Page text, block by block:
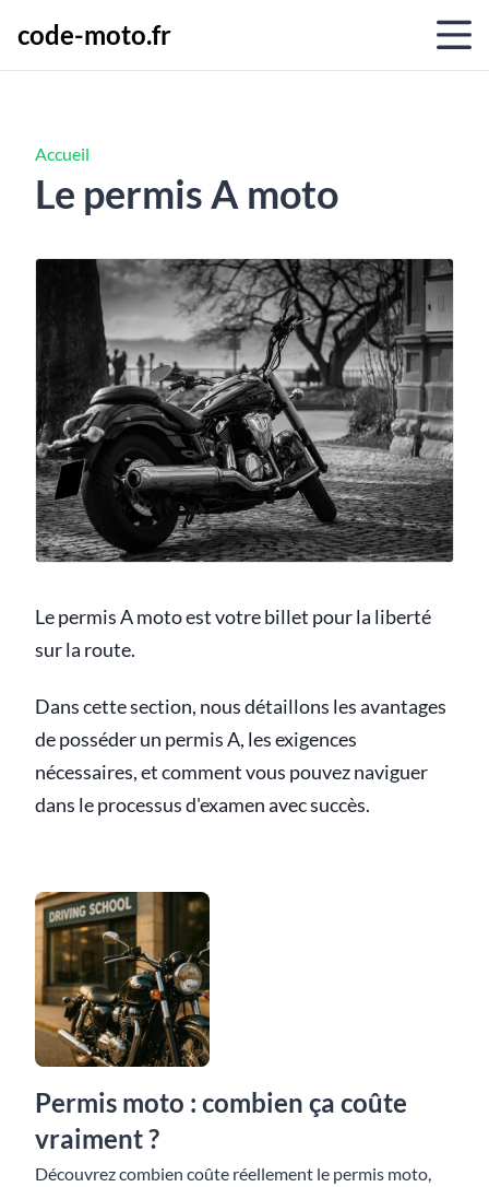
code-moto.fr
Accueil
Le permis A moto
Le permis A moto est votre billet pour la liberté
sur la route.
Dans cette section, nous détaillons les avantages
de posséder un permis A, les exigences
nécessaires, et comment vous pouvez naviguer
dans le processus d'examen avec succès.
Permis moto : combien ça coûte
vraiment ?
Découvrez combien coûte réellement le permis moto,